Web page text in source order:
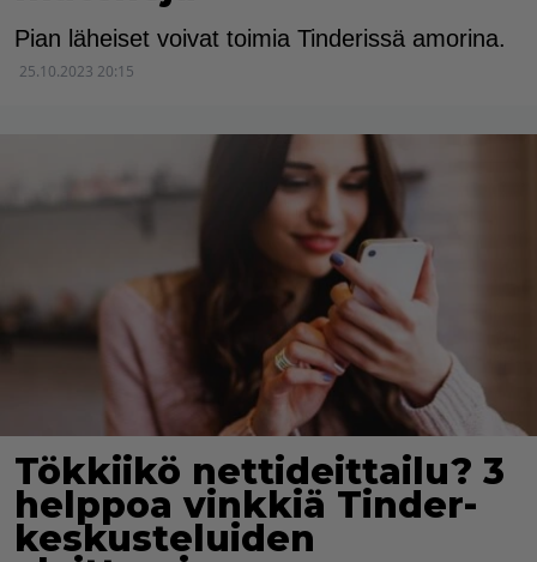
Pian läheiset voivat toimia Tinderissä amorina.
25.10.2023 20:15
Tökkiikö nettideittailu? 3
helppoa vinkkiä Tinder-
keskusteluiden